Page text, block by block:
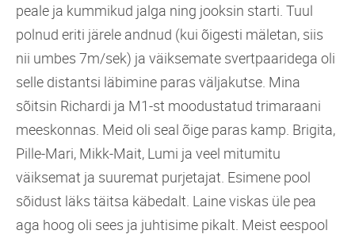
peale ja kummikud jalga ning jooksin starti. Tuul
polnud eriti järele andnud (kui õigesti mäletan, siis
nii umbes 7m/sek) ja väiksemate svertpaaridega oli
selle distantsi läbimine paras väljakutse. Mina
sõitsin Richardi ja M1-st moodustatud trimaraani
meeskonnas. Meid oli seal õige paras kamp. Brigita,
Pille-Mari, Mikk-Mait, Lumi ja veel mitumitu
väiksemat ja suuremat purjetajat. Esimene pool
sõidust läks täitsa käbedalt. Laine viskas üle pea
aga hoog oli sees ja juhtisime pikalt. Meist eespool